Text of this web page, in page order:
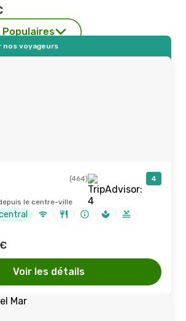
Populaires
nos voyageurs
(464) 4
le centre-ville
€
Voir les détails